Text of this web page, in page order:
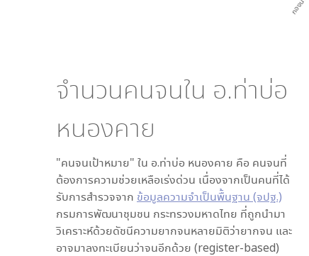
จำนวนคนจนใน อ.ท่าบ่อ
หนองคาย
"คนจนเป้าหมาย" ใน อ.ท่าบ่อ หนองคาย คือ คนจนที่
ต้องการความช่วยเหลือเร่งด่วน เนื่องจากเป็นคนที่ได้
รับการสำรวจจาก ข้อมูลความจำเป็นพื้นฐาน (จปฐ.)
กรมการพัฒนาชุมชน กระทรวงมหาดไทย ที่ถูกนำมา
วิเคราะห์ด้วยดัชนีความยากจนหลายมิติว่ายากจน และ
อาจมาลงทะเบียนว่าจนอีกด้วย (register-based)